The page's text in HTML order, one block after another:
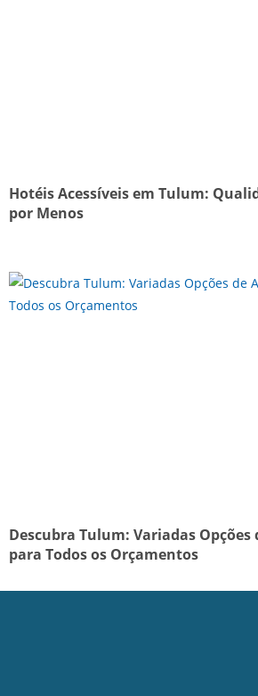
Hotéis Acessíveis em Tulum:
por Menos
Descubra Tulum: Variadas Opções
para Todos os Orçamentos